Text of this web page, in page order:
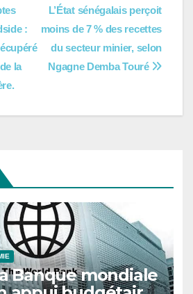
L’État sénégalais perçoit
moins de 7 % des recettes
du secteur minier, selon
Ngagne Demba Touré
:
la
Banque mondiale